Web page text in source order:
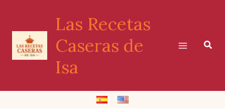
contenido
Las Recetas
Caseras de
Isa